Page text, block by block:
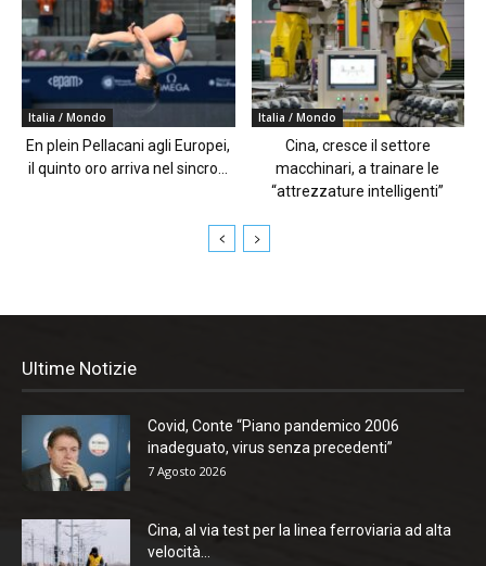
Italia / Mondo
En plein Pellacani agli Europei,
il quinto oro arriva nel sincro...
Italia / Mondo
Cina, cresce il settore
macchinari, a trainare le
“attrezzature intelligenti”
Ultime Notizie
Covid, Conte “Piano pandemico 2006
inadeguato, virus senza precedenti”
7 Agosto 2026
Cina, al via test per la linea ferroviaria ad alta
velocità...